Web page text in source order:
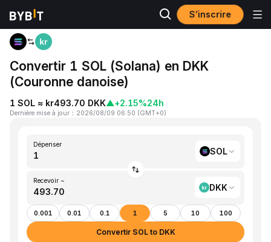
S’inscrire
Accueil
Convertir 1 SOL (Solana) en DKK
(Couronne danoise)
1 SOL ≈ kr493.70 DKK▲+2.15%24h
Dernière mise à jour ： 2026/08/09 06:50 (GMT+0)
Dépenser
SOL
Recevoir ~
DKK
0.001 0.01 0.1 1 5 10 100
Convertir SOL to DKK